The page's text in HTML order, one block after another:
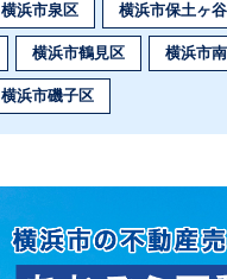
横浜市泉区 横浜市保土ヶ
横浜市鶴見区 横浜市
横浜市磯子区